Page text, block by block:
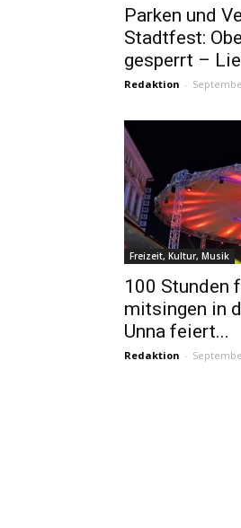
Parken und
Stadtfest:
gesperrt –
Redaktion -
Freizeit, Kultur, Musik
100 Stunden
mitsingen in
Unna feiert...
Redaktion -